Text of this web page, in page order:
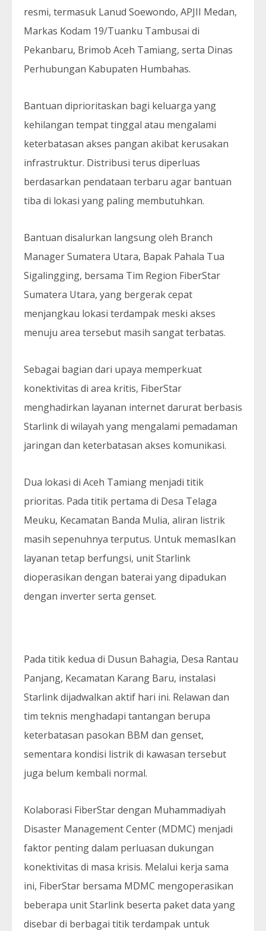
resmi, termasuk Lanud Soewondo, APJII Medan,
Markas Kodam 19/Tuanku Tambusai di
Pekanbaru, Brimob Aceh Tamiang, serta Dinas
Perhubungan Kabupaten Humbahas.
Bantuan diprioritaskan bagi keluarga yang
kehilangan tempat tinggal atau mengalami
keterbatasan akses pangan akibat kerusakan
infrastruktur. Distribusi terus diperluas
berdasarkan pendataan terbaru agar bantuan
tiba di lokasi yang paling membutuhkan.
Bantuan disalurkan langsung oleh Branch
Manager Sumatera Utara, Bapak Pahala Tua
Sigalingging, bersama Tim Region FiberStar
Sumatera Utara, yang bergerak cepat
menjangkau lokasi terdampak meski akses
menuju area tersebut masih sangat terbatas.
Sebagai bagian dari upaya memperkuat
konektivitas di area kritis, FiberStar
menghadirkan layanan internet darurat berbasis
Starlink di wilayah yang mengalami pemadaman
jaringan dan keterbatasan akses komunikasi.
Dua lokasi di Aceh Tamiang menjadi titik
prioritas. Pada titik pertama di Desa Telaga
Meuku, Kecamatan Banda Mulia, aliran listrik
masih sepenuhnya terputus. Untuk memasIkan
layanan tetap berfungsi, unit Starlink
dioperasikan dengan baterai yang dipadukan
dengan inverter serta genset.
Pada titik kedua di Dusun Bahagia, Desa Rantau
Panjang, Kecamatan Karang Baru, instalasi
Starlink dijadwalkan aktif hari ini. Relawan dan
tim teknis menghadapi tantangan berupa
keterbatasan pasokan BBM dan genset,
sementara kondisi listrik di kawasan tersebut
juga belum kembali normal.
Kolaborasi FiberStar dengan Muhammadiyah
Disaster Management Center (MDMC) menjadi
faktor penting dalam perluasan dukungan
konektivitas di masa krisis. Melalui kerja sama
ini, FiberStar bersama MDMC mengoperasikan
beberapa unit Starlink beserta paket data yang
disebar di berbagai titik terdampak untuk